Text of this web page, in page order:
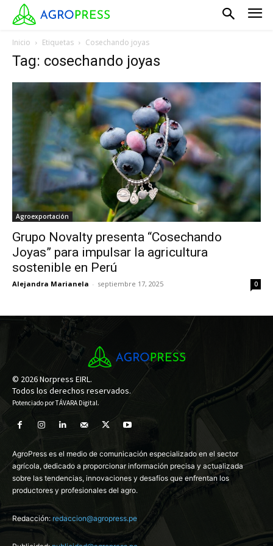
Inicio Etiquetas Cosechando joyas
Tag: cosechando joyas
Agroexportación
Grupo Novalty presenta “Cosechando
Joyas” para impulsar la agricultura
sostenible en Perú
Alejandra Marianela - septiembre 17, 2025 0
© 2026 Norpress EIRL.
Todos los derechos reservados.
Potenciado porTÁVARA Digital.
AgroPress es el medio de comunicación especializado en el sector
agrícola, dedicado a proporcionar información precisa y actualizada
sobre las tendencias, innovaciones y desafíos que enfrentan los
productores y profesionales del agro.
Redacción:redaccion@agropress.pe